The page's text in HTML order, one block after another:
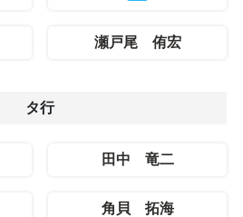
瀬戸尾 侑宏
タ行
田中 竜二
角貝 拓海